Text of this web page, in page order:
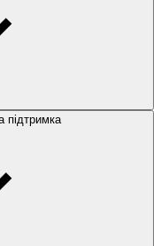
підтримка